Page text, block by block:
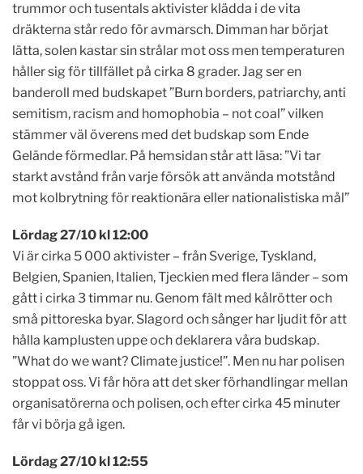
trummor och tusentals aktivister klädda i de vita
dräkterna står redo för avmarsch. Dimman har börjat
lätta, solen kastar sin strålar mot oss men temperaturen
håller sig för tillfället på cirka 8 grader. Jag ser en
banderoll med budskapet ”Burn borders, patriarchy, anti
semitism, racism and homophobia – not coal” vilken
stämmer väl överens med det budskap som Ende
Gelände förmedlar. På hemsidan står att läsa: ”Vi tar
starkt avstånd från varje försök att använda motstånd
mot kolbrytning för reaktionära eller nationalistiska mål”
Lördag 27/10 kl 12:00
Vi är cirka 5 000 aktivister – från Sverige, Tyskland,
Belgien, Spanien, Italien, Tjeckien med flera länder – som
gått i cirka 3 timmar nu. Genom fält med kålrötter och
små pittoreska byar. Slagord och sånger har ljudit för att
hålla kamplusten uppe och deklarera våra budskap.
”What do we want? Climate justice!”. Men nu har polisen
stoppat oss. Vi får höra att det sker förhandlingar mellan
organisatörerna och polisen, och efter cirka 45 minuter
får vi börja gå igen.
Lördag 27/10 kl 12:55